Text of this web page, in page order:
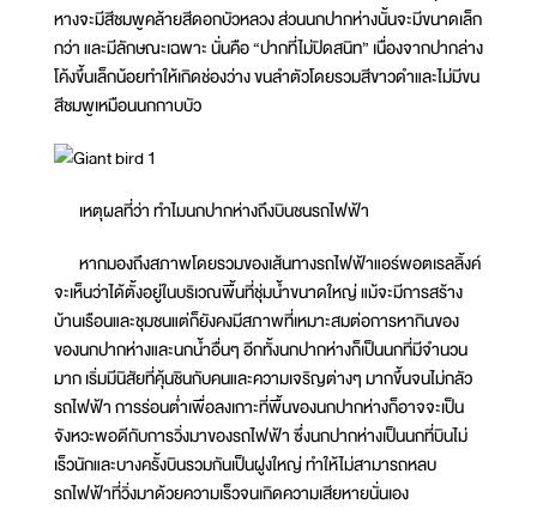
หางจะมีสีชมพูคล้ายสีดอกบัวหลวง ส่วนนกปากห่างนั้นจะมีขนาดเล็ก
กว่า และมีลักษณะเฉพาะ นั่นคือ “ปากที่ไม่ปิดสนิท” เนื่องจากปากล่าง
โค้งขึ้นเล็กน้อยทำให้เกิดช่องว่าง ขนลำตัวโดยรวมสีขาวดำและไม่มีขน
สีชมพูเหมือนนกกาบบัว
เหตุผลที่ว่า ทำไมนกปากห่างถึงบินชนรถไฟฟ้า
หากมองถึงสภาพโดยรวมของเส้นทางรถไฟฟ้าแอร์พอตเรลลิ้งค์
จะเห็นว่าได้ตั้งอยู่ในบริเวณพื้นที่ชุ่มน้ำขนาดใหญ่ แม้จะมีการสร้าง
บ้านเรือนและชุมชนแต่ก็ยังคงมีสภาพที่เหมาะสมต่อการหากินของ
ของนกปากห่างและนกน้ำอื่นๆ อีกทั้งนกปากห่างก็เป็นนกที่มีจำนวน
มาก เริ่มมีนิสัยที่คุ้นชินกับคนและความเจริญต่างๆ มากขึ้นจนไม่กลัว
รถไฟฟ้า การร่อนต่ำเพื่อลงเกาะที่พื้นของนกปากห่างก็อาจจะเป็น
จังหวะพอดีกับการวิ่งมาของรถไฟฟ้า ซึ่งนกปากห่างเป็นนกที่บินไม่
เร็วนักและบางครั้งบินรวมกันเป็นฝูงใหญ่ ทำให้ไม่สามารถหลบ
รถไฟฟ้าที่วิ่งมาด้วยความเร็วจนเกิดความเสียหายนั่นเอง